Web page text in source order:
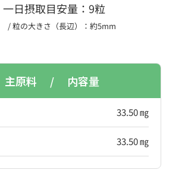
一日摂取目安量：9粒
/ 粒の大きさ（長辺）：約5mm
主原料 / 内容量
33.50 ㎎
33.50 ㎎